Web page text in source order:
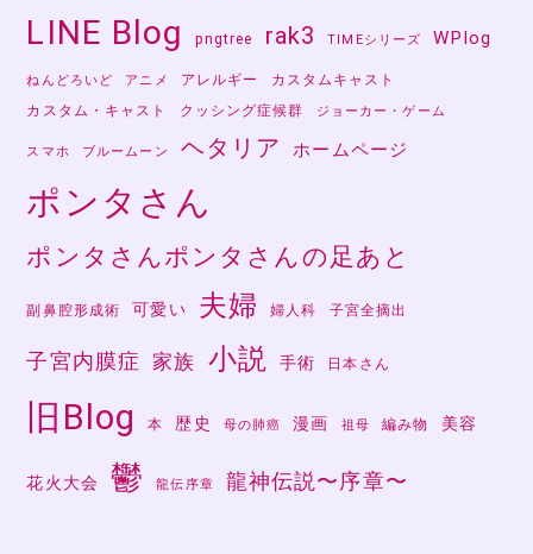
LINE Blog pngtree rak3 TIMEシリーズ WPlog
ねんどろいど アニメ アレルギー
カスタムキャスト
カスタム・キャスト
クッシング症候群 ジョーカー・ゲーム
スマホ ブルームーン ヘタリア ホームページ
ポンタさん
ポンタさんポンタさんの足あと
副鼻腔形成術 可愛い 夫婦 婦人科 子宮全摘出
子宮内膜症 家族 小説 手術 日本さん
旧Blog 本 歴史 母の肺癌 漫画 祖母 編み物 美容
花火大会 鬱 龍伝序章 龍神伝説〜序章〜